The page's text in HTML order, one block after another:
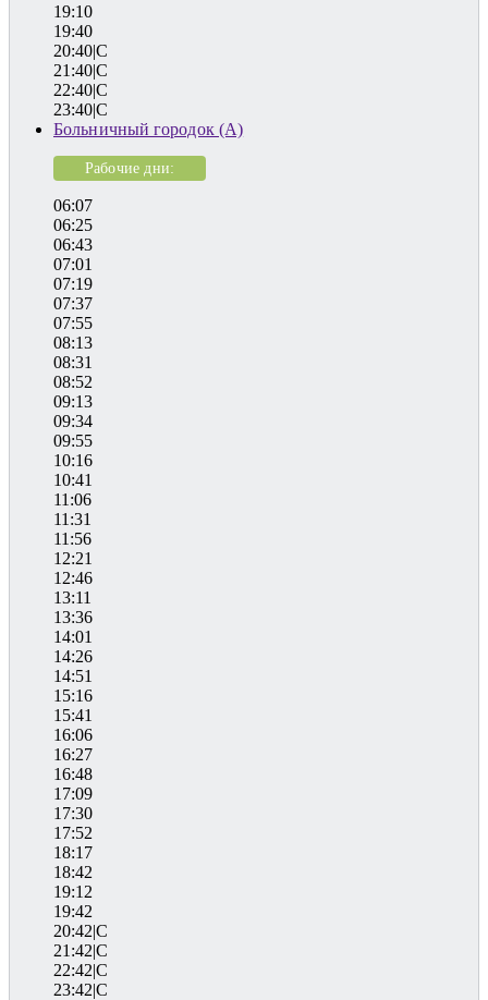
19:10
19:40
20:40|C
21:40|C
22:40|C
23:40|C
Больничный городок (А)
Рабочие дни:
06:07
06:25
06:43
07:01
07:19
07:37
07:55
08:13
08:31
08:52
09:13
09:34
09:55
10:16
10:41
11:06
11:31
11:56
12:21
12:46
13:11
13:36
14:01
14:26
14:51
15:16
15:41
16:06
16:27
16:48
17:09
17:30
17:52
18:17
18:42
19:12
19:42
20:42|C
21:42|C
22:42|C
23:42|C